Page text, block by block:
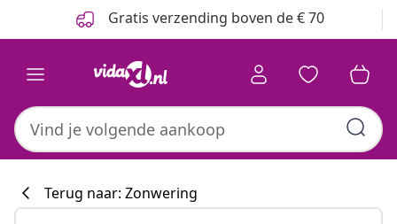
Gratis verzending boven de € 70
Terug naar: Zonwering